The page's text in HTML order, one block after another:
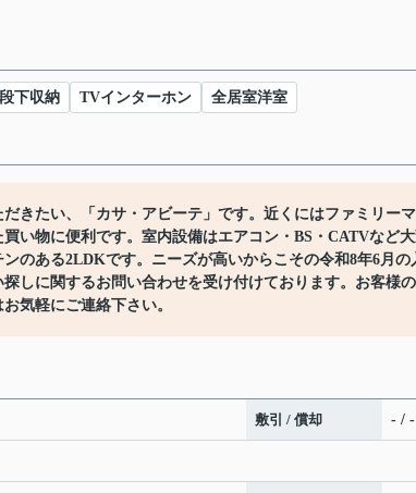
下収納 TVインターホン 全居室洋室
きたい、「カサ・アビーテ」です。近くにはファミリー
い物に便利です。室内設備はエアコン・BS・CATVなど
ンのある2LDKです。ニーズが高いからこその令和8年6月
しに関するお問い合わせを受け付けております。お客様
気軽にご連絡下さい。
敷引 / 償却 - / -